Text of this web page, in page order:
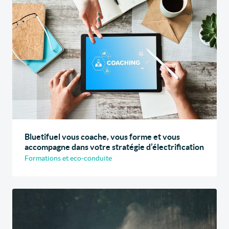
Bluetifuel vous coache, vous forme et vous
accompagne dans votre stratégie d’électrification
Formations et eco-conduite